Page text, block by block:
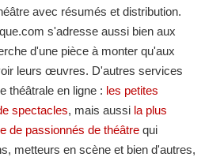
avec résumés et distribution.
s'adresse aussi bien aux
d'une pièce à monter qu'aux
leurs œuvres. D'autres services
théâtrale en ligne : les petites
spectacles, mais aussi la plus
de passionnés de théâtre qui
metteurs en scène et bien d'autres,